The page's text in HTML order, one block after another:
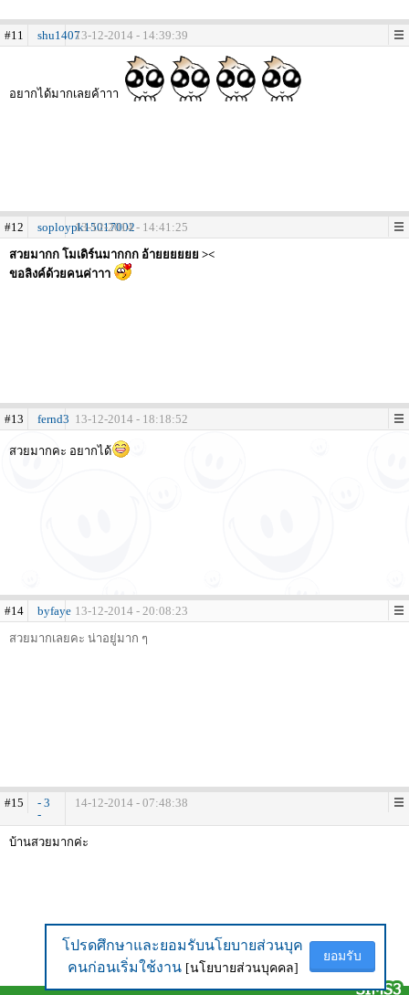
โปรดศึกษาและยอมรับนโยบายส่วนบุค
คนก่อนเริ่มใช้งาน [นโยบายส่วนบุคคล]
ยอมรับ
#11 shu140713-12-2014 - 14:39:39
อยากได้มากเลยค้าาา
#12 soploypk15017002
13-12-2014 - 14:41:25
สวยมากก โมเดิร์นมากกก อ้ายยยยยย ><
ขอลิงค์ด้วยคนค่าาา
#13 fernd3 13-12-2014 - 18:18:52
สวยมากคะ อยากได้
#14 byfaye 13-12-2014 - 20:08:23
สวยมากเลยคะ น่าอยู่มาก ๆ
#15
- 3
-
14-12-2014 - 07:48:38
บ้านสวยมากค่ะ
โปรดศึกษาและยอมรับนโยบายส่วนบุค
คนก่อนเริ่มใช้งาน [นโยบายส่วนบุคคล]
ยอมรับ